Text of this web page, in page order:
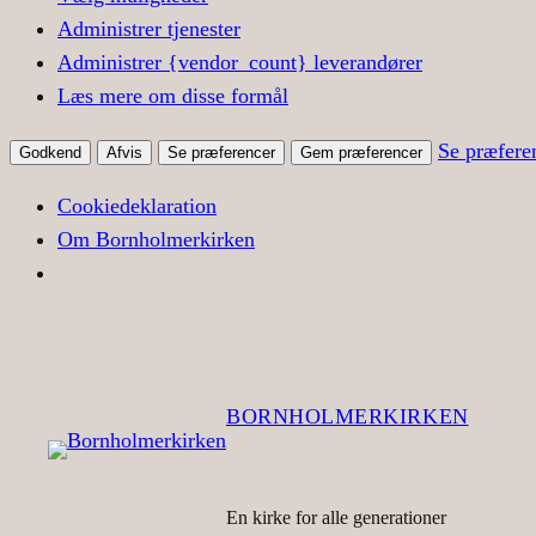
Administrer tjenester
Administrer {vendor_count} leverandører
Læs mere om disse formål
Godkend Afvis Se præferencer Gem præferencer Se
Cookiedeklaration
Om Bornholmerkirken
BORNHOLMERKIRKEN
En kirke for alle generationer